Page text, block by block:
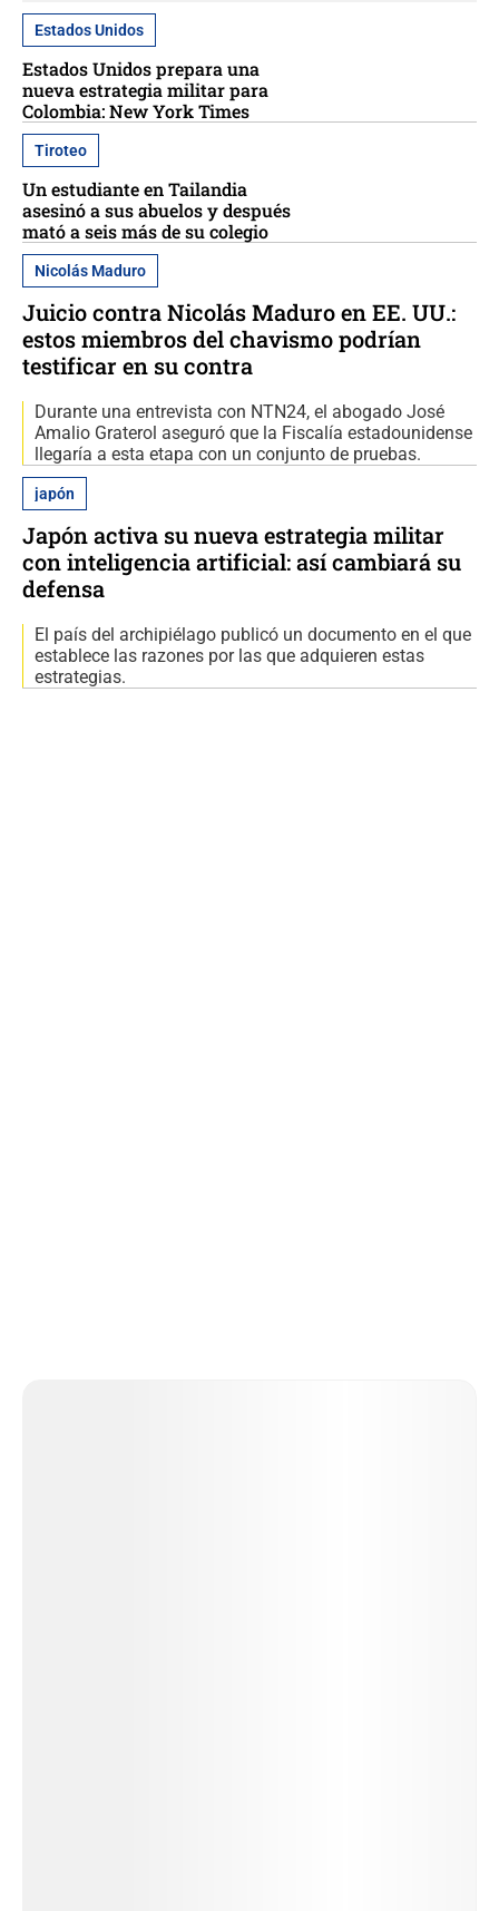
Estados Unidos
Estados Unidos prepara una
nueva estrategia militar para
Colombia: New York Times
Tiroteo
Un estudiante en Tailandia
asesinó a sus abuelos y después
mató a seis más de su colegio
Nicolás Maduro
Juicio contra Nicolás Maduro en EE. UU.:
estos miembros del chavismo podrían
testificar en su contra
Durante una entrevista con NTN24, el abogado José
Amalio Graterol aseguró que la Fiscalía estadounidense
llegaría a esta etapa con un conjunto de pruebas.
japón
Japón activa su nueva estrategia militar
con inteligencia artificial: así cambiará su
defensa
El país del archipiélago publicó un documento en el que
establece las razones por las que adquieren estas
estrategias.